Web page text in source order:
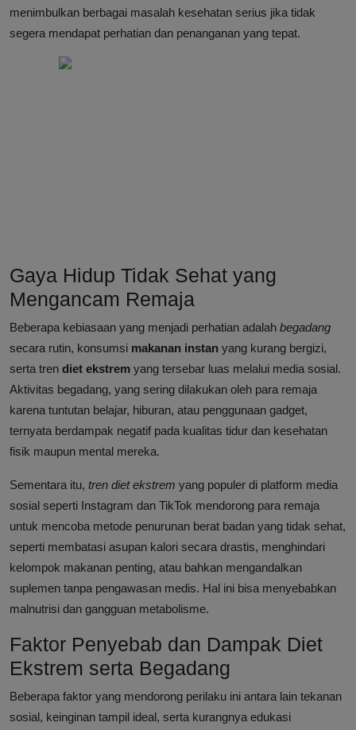
menimbulkan berbagai masalah kesehatan serius jika tidak
segera mendapat perhatian dan penanganan yang tepat.
Gaya Hidup Tidak Sehat yang
Mengancam Remaja
Beberapa kebiasaan yang menjadi perhatian adalah begadang
secara rutin, konsumsi makanan instan yang kurang bergizi,
serta tren diet ekstrem yang tersebar luas melalui media sosial.
Aktivitas begadang, yang sering dilakukan oleh para remaja
karena tuntutan belajar, hiburan, atau penggunaan gadget,
ternyata berdampak negatif pada kualitas tidur dan kesehatan
fisik maupun mental mereka.
Sementara itu, tren diet ekstrem yang populer di platform media
sosial seperti Instagram dan TikTok mendorong para remaja
untuk mencoba metode penurunan berat badan yang tidak sehat,
seperti membatasi asupan kalori secara drastis, menghindari
kelompok makanan penting, atau bahkan mengandalkan
suplemen tanpa pengawasan medis. Hal ini bisa menyebabkan
malnutrisi dan gangguan metabolisme.
Faktor Penyebab dan Dampak Diet
Ekstrem serta Begadang
Beberapa faktor yang mendorong perilaku ini antara lain tekanan
sosial, keinginan tampil ideal, serta kurangnya edukasi